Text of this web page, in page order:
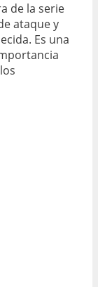
de la serie
ataque y
Es una